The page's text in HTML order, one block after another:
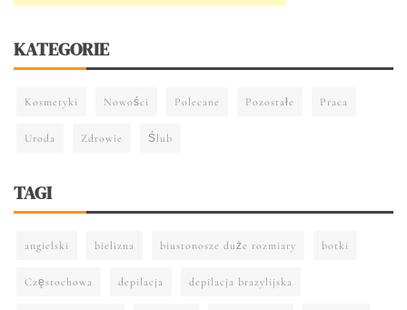
KATEGORIE
Kosmetyki Nowości Polecane Pozostałe Praca
Uroda Zdrowie Ślub
TAGI
angielski bielizna biustonosze duże rozmiary botki
Częstochowa depilacja depilacja brazylijska